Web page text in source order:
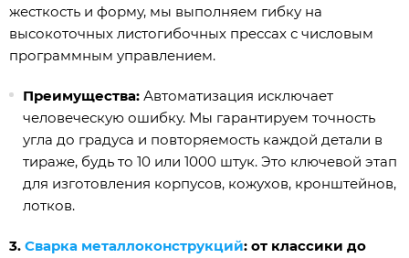
жесткость и форму, мы выполняем гибку на
высокоточных листогибочных прессах с числовым
программным управлением.
Преимущества: Автоматизация исключает
человеческую ошибку. Мы гарантируем точность
угла до градуса и повторяемость каждой детали в
тираже, будь то 10 или 1000 штук. Это ключевой этап
для изготовления корпусов, кожухов, кронштейнов,
лотков.
3. Сварка металлоконструкций: от классики до